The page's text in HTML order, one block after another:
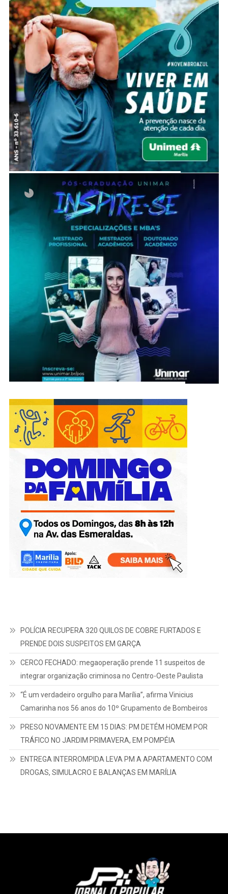
POLÍCIA RECUPERA 320 QUILOS DE COBRE FURTADOS E
PRENDE DOIS SUSPEITOS EM GARÇA
CERCO FECHADO: megaoperação prende 11 suspeitos de
integrar organização criminosa no Centro-Oeste Paulista
“É um verdadeiro orgulho para Marília”, afirma Vinicius
Camarinha nos 56 anos do 10º Grupamento de Bombeiros
PRESO NOVAMENTE EM 15 DIAS: PM DETÉM HOMEM POR
TRÁFICO NO JARDIM PRIMAVERA, EM POMPÉIA
ENTREGA INTERROMPIDA LEVA PM A APARTAMENTO COM
DROGAS, SIMULACRO E BALANÇAS EM MARÍLIA